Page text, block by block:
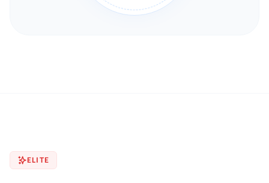
ELITE